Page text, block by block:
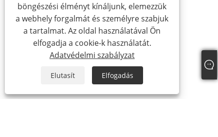
böngészési élményt kínáljunk, elemezzük
a webhely forgalmát és személyre szabjuk
a tartalmat. Az oldal használatával Ön
elfogadja a cookie-k használatát.
Adatvédelmi szabályzat
Elutasít Elfogadás